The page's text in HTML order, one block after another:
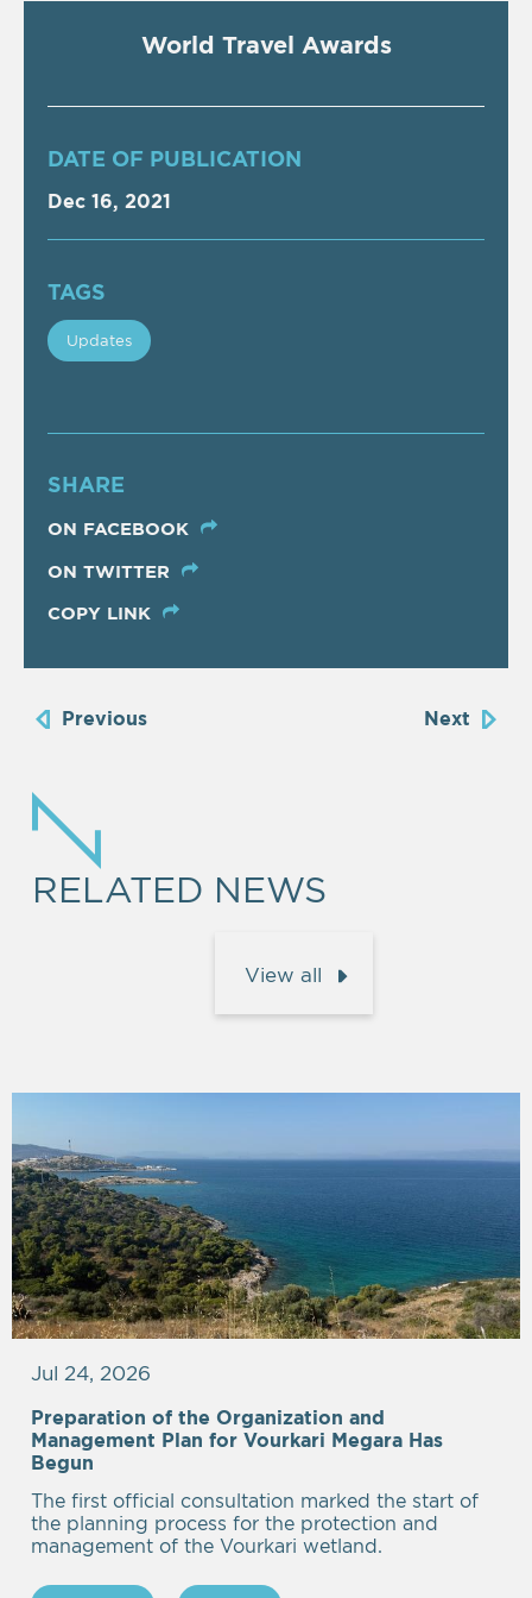
World Travel Awards
DATE OF PUBLICATION
Dec 16, 2021
TAGS
Updates
SHARE
ON FACEBOOK
ON TWITTER
COPY LINK
Previous Next
RELATED NEWS
View all
Jul 24, 2026
Preparation of the Organization and
Management Plan for Vourkari Megara Has
Begun
The first official consultation marked the start of
the planning process for the protection and
management of the Vourkari wetland.